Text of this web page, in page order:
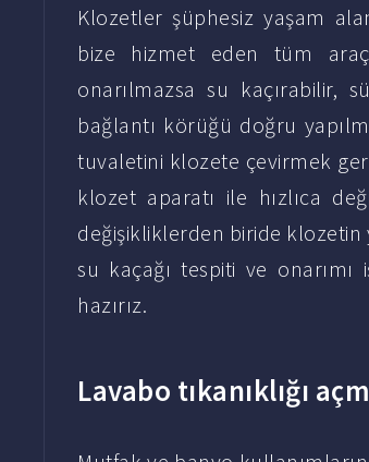
Klozetler şüphesiz yaşam
bize hizmet eden tüm
onarılmazsa su kaçırabilir,
bağlantı körüğü doğru
tuvaletini klozete çevirmek
klozet aparatı ile hızlıca
değişikliklerden biride klozetin
su kaçağı tespiti ve onarımı
hazırız.
Lavabo tıkanıklığı